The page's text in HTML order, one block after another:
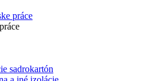
práce
sadrokartón